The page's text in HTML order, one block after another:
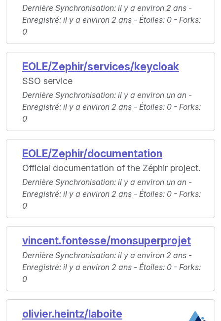
Dernière Synchronisation: il y a environ 2 ans -
Enregistré: il y a environ 2 ans - Étoiles: 0 - Forks:
0
EOLE/Zephir/services/keycloak
SSO service
Dernière Synchronisation: il y a environ un an -
Enregistré: il y a environ 2 ans - Étoiles: 0 - Forks:
0
EOLE/Zephir/documentation
Official documentation of the Zéphir project.
Dernière Synchronisation: il y a environ un an -
Enregistré: il y a environ 2 ans - Étoiles: 0 - Forks:
0
vincent.fontesse/monsuperprojet
Dernière Synchronisation: il y a environ 2 ans -
Enregistré: il y a environ 2 ans - Étoiles: 0 - Forks:
0
olivier.heintz/laboite